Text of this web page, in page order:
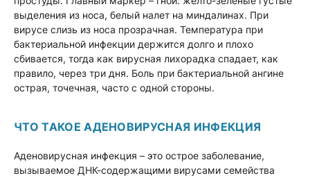
выделения из носа, белый налет на миндалинах. При
вирусе слизь из носа прозрачная. Температура при
бактериальной инфекции держится долго и плохо
сбивается, тогда как вирусная лихорадка спадает, как
правило, через три дня. Боль при бактериальной ангине
острая, точечная, часто с одной стороны.
ЧТО ТАКОЕ АДЕНОВИРУСНАЯ ИНФЕКЦИЯ
Аденовирусная инфекция – это острое заболевание,
вызываемое ДНК-содержащими вирусами семейства